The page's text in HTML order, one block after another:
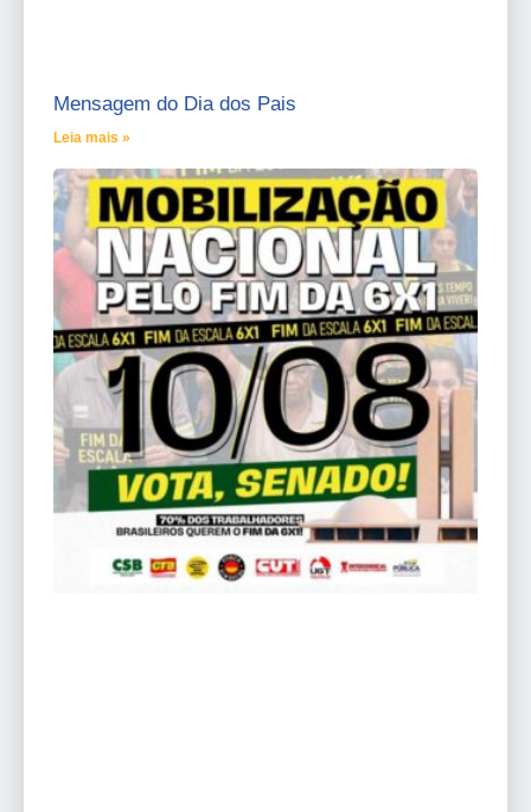
Mensagem do Dia dos Pais
Leia mais »